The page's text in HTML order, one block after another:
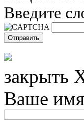
Введите
закрыть
Ваше имя